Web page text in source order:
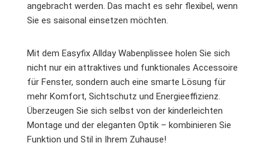
angebracht werden. Das macht es sehr flexibel, wenn
Sie es saisonal einsetzen möchten.
Mit dem Easyfix Allday Wabenplissee holen Sie sich
nicht nur ein attraktives und funktionales Accessoire
für Fenster, sondern auch eine smarte Lösung für
mehr Komfort, Sichtschutz und Energieeffizienz.
Überzeugen Sie sich selbst von der kinderleichten
Montage und der eleganten Optik – kombinieren Sie
Funktion und Stil in Ihrem Zuhause!